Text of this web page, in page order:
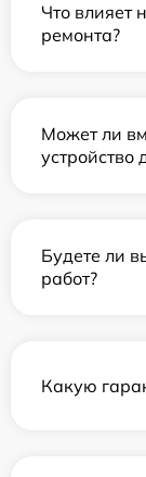
Что влияет
ремонта?
Может ли
устройство
Будете ли
работ?
Какую